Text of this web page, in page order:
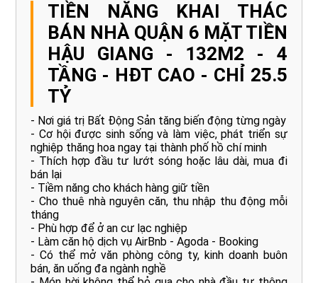
TIỀN NĂNG KHAI THÁC
BÁN NHÀ QUẬN 6 MẶT TIỀN
HẬU GIANG - 132M2 - 4
TẦNG - HĐT CAO - CHỈ 25.5
TỶ
- Nơi giá trị Bất Động Sản tăng biến động từng ngày
- Cơ hội được sinh sống và làm việc, phát triển sự
nghiệp thăng hoa ngay tại thành phố hồ chí minh
- Thích hợp đầu tư lướt sóng hoặc lâu dài, mua đi
bán lại
- Tiềm năng cho khách hàng giữ tiền
- Cho thuê nhà nguyên căn, thu nhập thu động mỗi
tháng
- Phù hợp để ở an cư lạc nghiệp
- Làm căn hộ dịch vụ AirBnb - Agoda - Booking
- Có thể mở văn phòng công ty, kinh doanh buôn
bán, ăn uống đa ngành nghề